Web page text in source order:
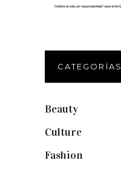
CATEGORÍAS
Beauty
Culture
Fashion